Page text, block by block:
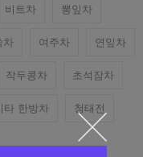
비트차 뽕잎차
차 여주차 연잎차
작두콩차 초석잠차
타 한방차 청태전